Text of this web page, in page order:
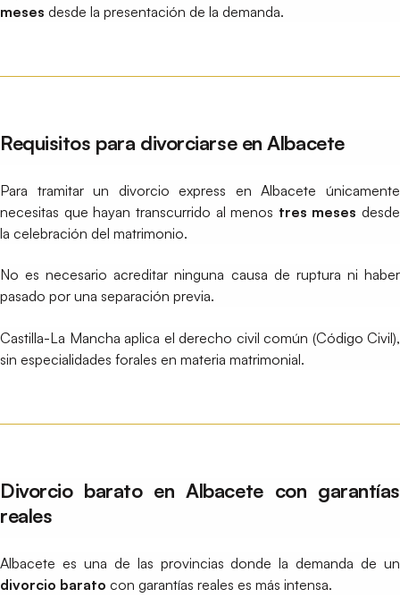
meses desde la presentación de la demanda.
Requisitos para divorciarse en Albacete
Para tramitar un divorcio express en Albacete únicamente
necesitas que hayan transcurrido al menos tres meses desde
la celebración del matrimonio.
No es necesario acreditar ninguna causa de ruptura ni haber
pasado por una separación previa.
Castilla-La Mancha aplica el derecho civil común (Código Civil),
sin especialidades forales en materia matrimonial.
Divorcio barato en Albacete con garantías
reales
Albacete es una de las provincias donde la demanda de un
divorcio barato con garantías reales es más intensa.